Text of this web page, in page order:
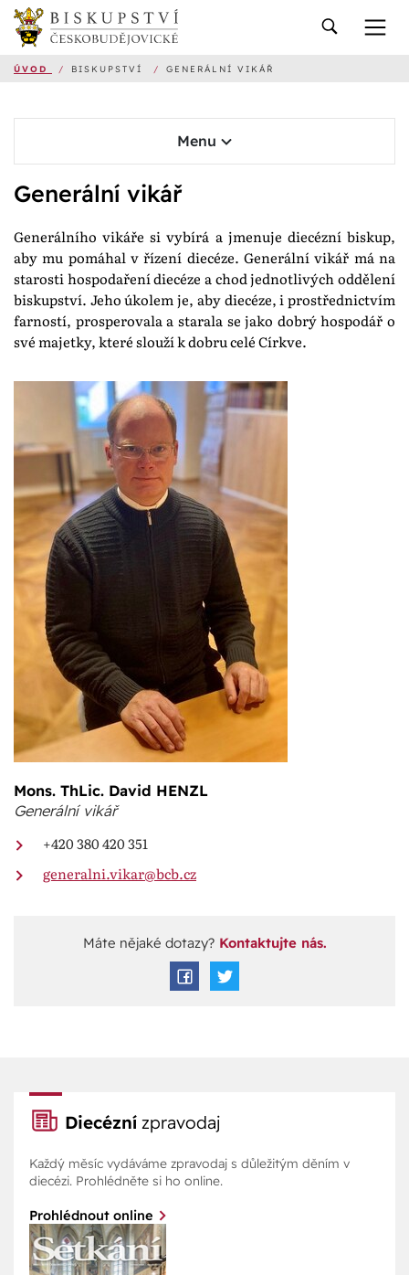
ÚVOD / BISKUPSTVÍ / GENERÁLNÍ VIKÁŘ
Menu
Generální vikář
Generálního vikáře si vybírá a jmenuje diecézní biskup,
aby mu pomáhal v řízení diecéze. Generální vikář má na
starosti hospodaření diecéze a chod jednotlivých oddělení
biskupství. Jeho úkolem je, aby diecéze, i prostřednictvím
farností, prosperovala a starala se jako dobrý hospodář o
své majetky, které slouží k dobru celé Církve.
Mons. ThLic. David HENZL
Generální vikář
+420 380 420 351
generalni.vikar@bcb.cz
Máte nějaké dotazy?Kontaktujte nás.
Diecézní zpravodaj
Každý měsíc vydáváme zpravodaj s důležitým děním v
diecézi. Prohlédněte si ho online.
Prohlédnout online